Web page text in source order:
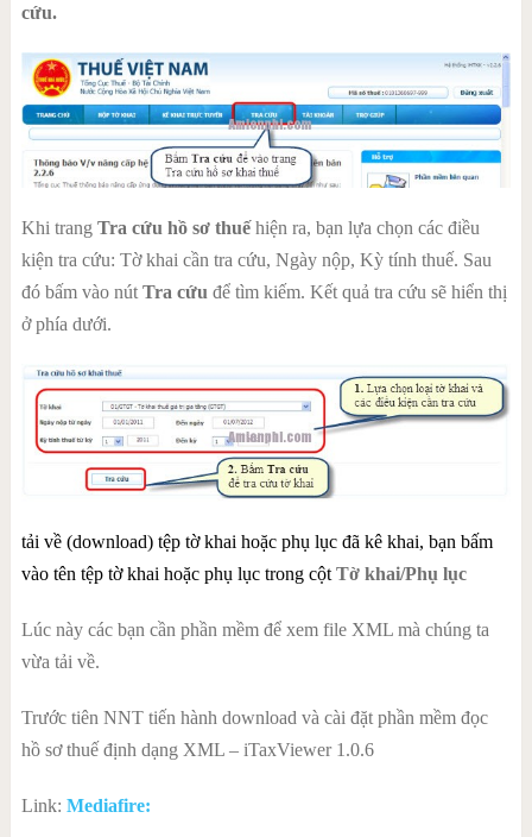
cứu.
Khi trang Tra cứu hồ sơ thuế hiện ra, bạn lựa chọn các điều
kiện tra cứu: Tờ khai cần tra cứu, Ngày nộp, Kỳ tính thuế. Sau
đó bấm vào nút Tra cứu để tìm kiếm. Kết quả tra cứu sẽ hiển thị
ở phía dưới.
tải về (download) tệp tờ khai hoặc phụ lục đã kê khai, bạn bấm
vào tên tệp tờ khai hoặc phụ lục trong cột Tờ khai/Phụ lục
Lúc này các bạn cần phần mềm để xem file XML mà chúng ta
vừa tải về.
Trước tiên NNT tiến hành download và cài đặt phần mềm đọc
hồ sơ thuế định dạng XML – iTaxViewer 1.0.6
Link: Mediafire: